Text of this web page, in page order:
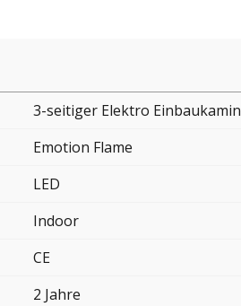
3-seitiger Elektro Einbaukamin
Emotion Flame
LED
Indoor
CE
2 Jahre